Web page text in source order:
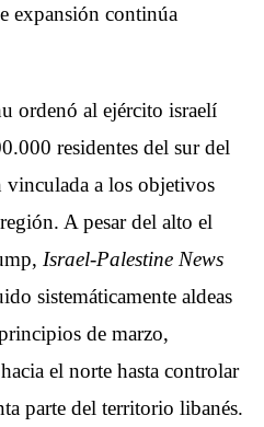
expansión continúa
ordenó al ejército israelí
residentes del sur del
a los objetivos
A pesar del alto el
Israel-Palestine News
sistemáticamente aldeas
de marzo,
el norte hasta controlar
parte del territorio libanés.